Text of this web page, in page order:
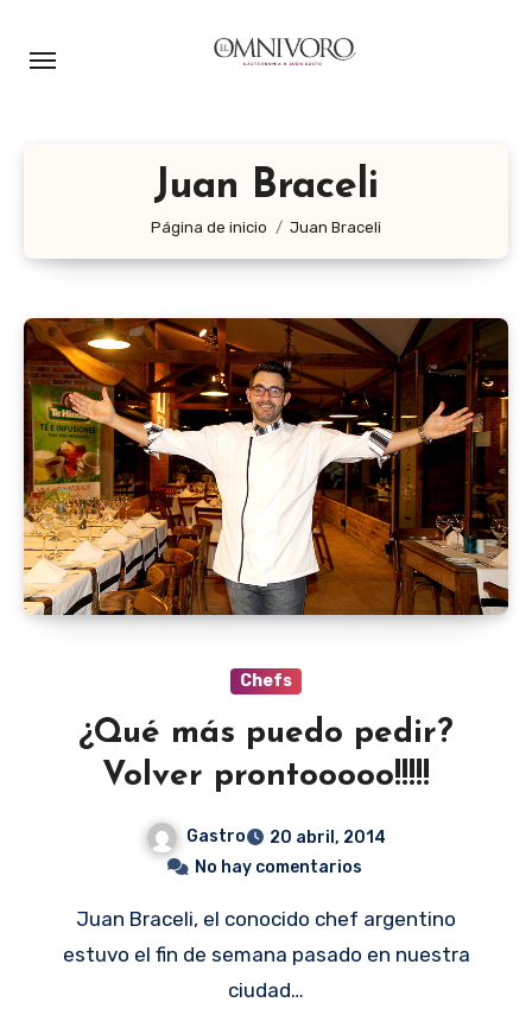
Juan Braceli
Página de inicio Juan Braceli
Chefs
¿Qué más puedo pedir?
Volver prontooooo!!!!!
Gastro
20 abril, 2014
No hay comentarios
Juan Braceli, el conocido chef argentino
estuvo el fin de semana pasado en nuestra
ciudad…